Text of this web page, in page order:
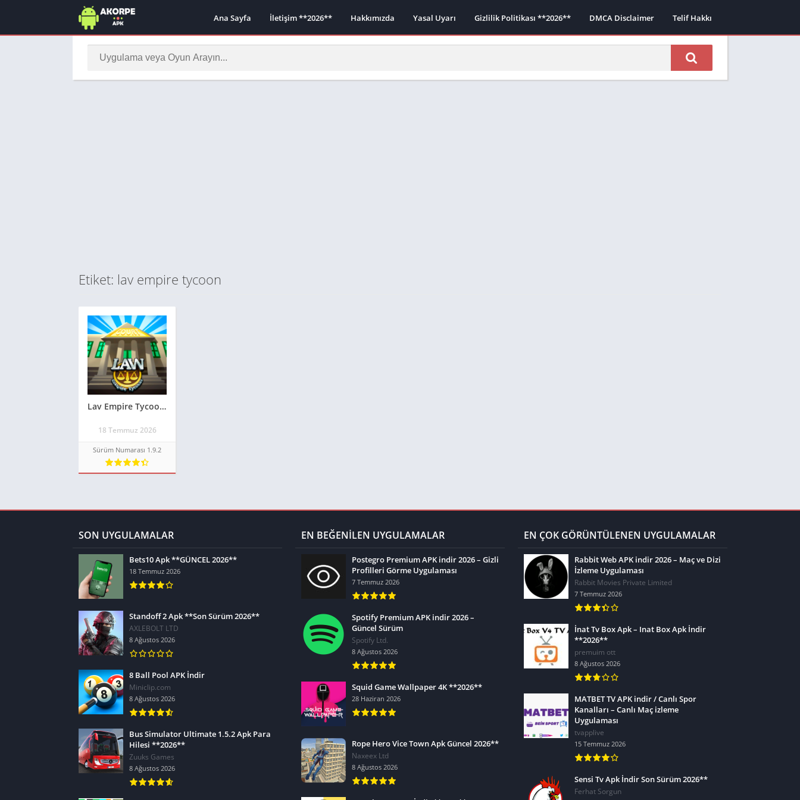
Ana Sayfa İletişim **2026** Hakkımızda Yasal Uyarı Gizlilik Politikası **2026** DMCA Disclaimer Telif Hakkı
Etiket: lav empire tycoon
Lav Empire Tycoon Apk v1.9.2 MOD APK – PARA HİLELİ ** MOD APK 2026**
18 Temmuz 2026
Sürüm Numarası 1.9.2
SON UYGULAMALAR
Bets10 Apk **GÜNCEL 2026**
18 Temmuz 2026
Standoff 2 Apk **Son Sürüm 2026**
AXLEBOLT LTD
8 Ağustos 2026
8 Ball Pool APK İndir
Miniclip.com
8 Ağustos 2026
Bus Simulator Ultimate 1.5.2 Apk Para
Hilesi **2026**
Zuuks Games
8 Ağustos 2026
EN BEĞENİLEN UYGULAMALAR
Postegro Premium APK indir 2026 – Gizli
Profilleri Görme Uygulaması
7 Temmuz 2026
Spotify Premium APK indir 2026 –
Güncel Sürüm
Spotify Ltd.
8 Ağustos 2026
Squid Game Wallpaper 4K **2026**
28 Haziran 2026
Rope Hero Vice Town Apk Güncel 2026**
Naxeex Ltd
8 Ağustos 2026
EN ÇOK GÖRÜNTÜLENEN UYGULAMALAR
Rabbit Web APK indir 2026 – Maç ve Dizi
İzleme Uygulaması
Rabbit Movies Private Limited
7 Temmuz 2026
İnat Tv Box Apk – Inat Box Apk İndir
**2026**
premuim ott
8 Ağustos 2026
MATBET TV APK indir / Canlı Spor
Kanalları – Canlı Maç izleme
Uygulaması
tvapplive
15 Temmuz 2026
Sensi Tv Apk İndir Son Sürüm 2026**
Ferhat Sorgun